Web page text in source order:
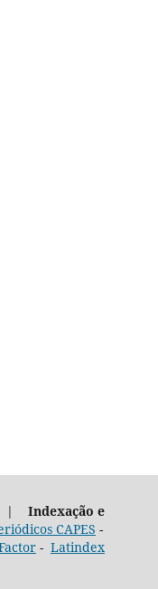
| Indexação e
CAPES -
- Latindex